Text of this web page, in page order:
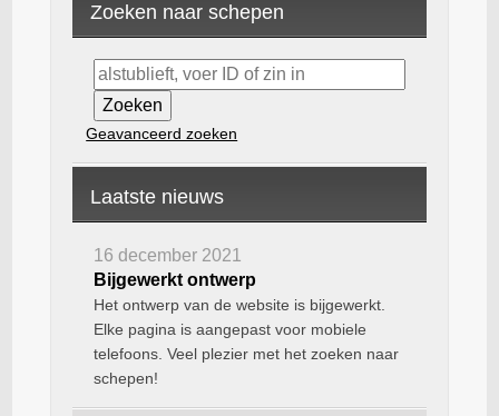
Zoeken naar schepen
Geavanceerd zoeken
Laatste nieuws
16 december 2021
Bijgewerkt ontwerp
Het ontwerp van de website is bijgewerkt.
Elke pagina is aangepast voor mobiele
telefoons. Veel plezier met het zoeken naar
schepen!